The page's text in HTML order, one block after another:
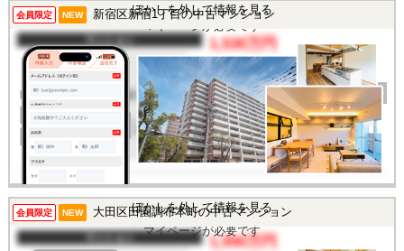
会員限定 NEW 新宿区新宿1丁目の中古マンション
1,530万円
間取り 1R
完成年
1986年
建物面積 21.63㎡
土地面積 -
所在地 東京都新宿区新宿1丁目
交通 /
この物件を見るには
ぼかしを外して情報を見る
会員限定 NEW 大田区田園調布本町の中古マンション
マンション 1,550万円
この物件を見るには
マイページが必要です
ぼかしを外して情報を見る